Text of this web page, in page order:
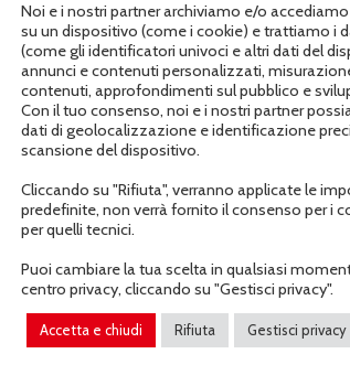
Informazioni aggiuntive
Noi e i nostri partner archiviamo e/o
su un dispositivo (come i cookie) e trattiamo i
(come gli identificatori univoci e altri dati del
annunci e contenuti personalizzati,
contenuti, approfondimenti sul pubblico e
Con il tuo consenso, noi e i nostri partner
dati di geolocalizzazione e identificazione
scansione del dispositivo.
Cliccando su "Rifiuta", verranno applicate le
predefinite, non verrà fornito il consenso per i
per quelli tecnici.
Puoi cambiare la tua scelta in qualsiasi
centro privacy, cliccando su "Gestisci privacy".
Accetta e chiudi Rifiuta Gestisci privacy